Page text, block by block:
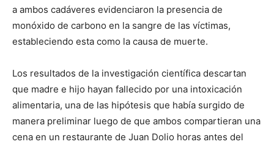
a ambos cadáveres evidenciaron la presencia de
monóxido de carbono en la sangre de las víctimas,
estableciendo esta como la causa de muerte.
Los resultados de la investigación científica descartan
que madre e hijo hayan fallecido por una intoxicación
alimentaria, una de las hipótesis que había surgido de
manera preliminar luego de que ambos compartieran una
cena en un restaurante de Juan Dolio horas antes del